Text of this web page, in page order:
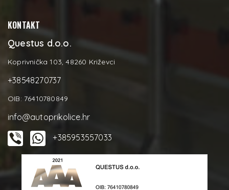
KONTAKT
Questus d.o.o.
Koprivnička 103, 48260 Križevci
+38548270737
OIB: 76410780849
info@autoprikolice.hr
+385953557033